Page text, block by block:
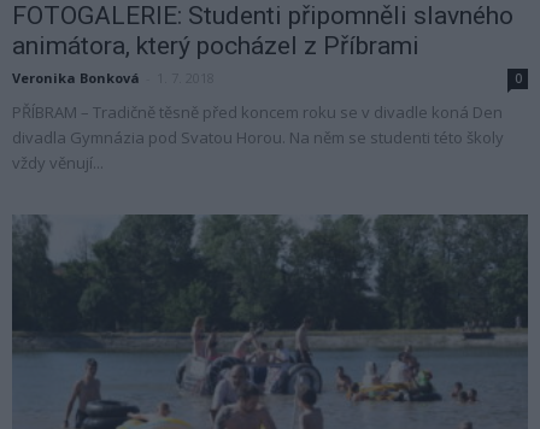
FOTOGALERIE: Studenti připomněli slavného
animátora, který pocházel z Příbrami
Veronika Bonková 0
PŘÍBRAM – Tradičně těsně před koncem roku se v divadle koná Den
divadla Gymnázia pod Svatou Horou. Na něm se studenti této školy
vždy věnují...